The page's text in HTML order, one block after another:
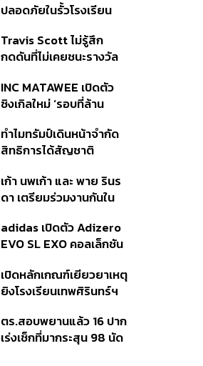
ปลอดภัยในรั้วโรงเรียน
ดูแล-คุมเข้มคัดกรองสิ่ง
ผิดกฎหมาย
Travis Scott ไม่รู้สึก
กดดันที่ไม่เคยชนะรางวัล
แล้ว 10 ครั้ง
INC MATAWEE เปิดตัว
ซิงเกิลใหม่ ‘รอบที่ล้าน
มาแสดงในมิวสิกวิดีโอ
ทำไมทรัมป์เดินหน้าจำกัด
สิทธิการได้สัญชาติ
แม้ศาลสูงสุดเคยตัดสิน
คัดค้าน
เก้า นพเก้า และ พาย รินร
ดา เตรียมร่วมงานกันใน
Taste In Time’
adidas เปิดตัว Adizero
EVO SL EXO คอลเล็กชัน
Football
เปิดหลักเกณฑ์เยียวยาเหตุ
ยิงโรงเรียนเทพศิรินทร์ฯ
เจ็บสูงสุด 1 แสน เยียวยา
จิตใจ 5 ระดับ
ตร.สอบพยานแล้ว 16 ปาก
เร่งเช็กที่มากระสุน 98 นัด